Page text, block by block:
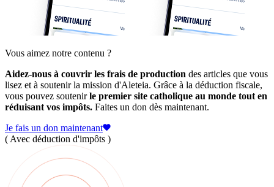
Vous aimez notre contenu ?
Aidez-nous à couvrir les frais de production des articles que vous
lisez et à soutenir la mission d'Aleteia. Grâce à la déduction fiscale,
vous pouvez soutenirle premier site catholique au monde tout en
réduisant vos impôts. Faites un don dès maintenant.
Je fais un don maintenant
( Avec déduction d'impôts )